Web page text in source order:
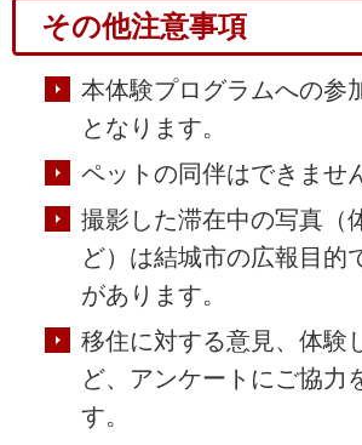
その他注意事項
本体験プログラムへの参
となります。
ペットの同伴はできませ
撮影した滞在中の写真（
ど）は結城市の広報目的
があります。
移住に対する意見、体験
ど、アンケートにご協力
す。